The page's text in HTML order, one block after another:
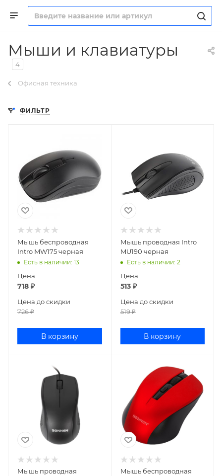
Мыши и клавиатуры
4
Офисная техника
ФИЛЬТР
Мышь беспроводная
Intro MW175 черная
Есть в наличии: 13
Цена
718 ₽
Цена до скидки
726₽
В корзину
Мышь проводная Intro
MU190 черная
Есть в наличии: 2
Цена
513₽
Цена до скидки
519₽
В корзину
Мышь проводная
Мышь беспроводная